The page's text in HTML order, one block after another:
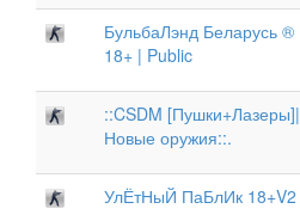
БульбаЛэнд Беларусь ®
18+ | Public
::CSDM [Пушки+Лазеры]|
Новые оружия::.
УлЁтНыЙ ПаБлИк 18+V2